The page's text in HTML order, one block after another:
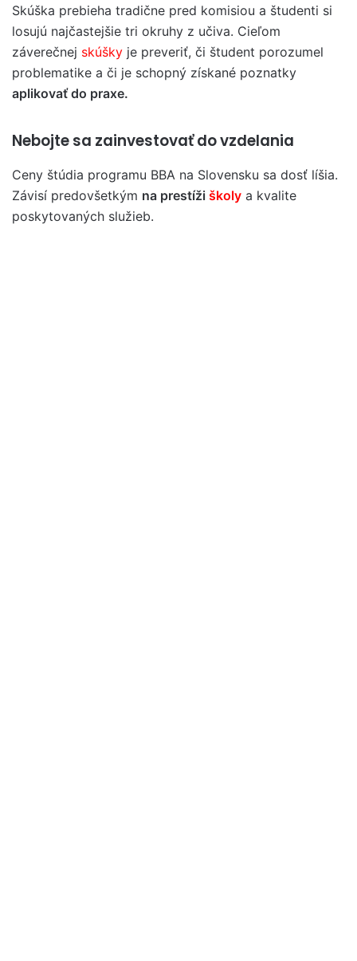
Skúška prebieha tradične pred komisiou a študenti si
losujú najčastejšie tri okruhy z učiva. Cieľom
záverečnej skúšky je preveriť, či študent porozumel
problematike a či je schopný získané poznatky
aplikovať do praxe.
Nebojte sa zainvestovať do vzdelania
Ceny štúdia programu BBA na Slovensku sa dosť líšia.
Závisí predovšetkým na prestíži školy a kvalite
poskytovaných služieb.